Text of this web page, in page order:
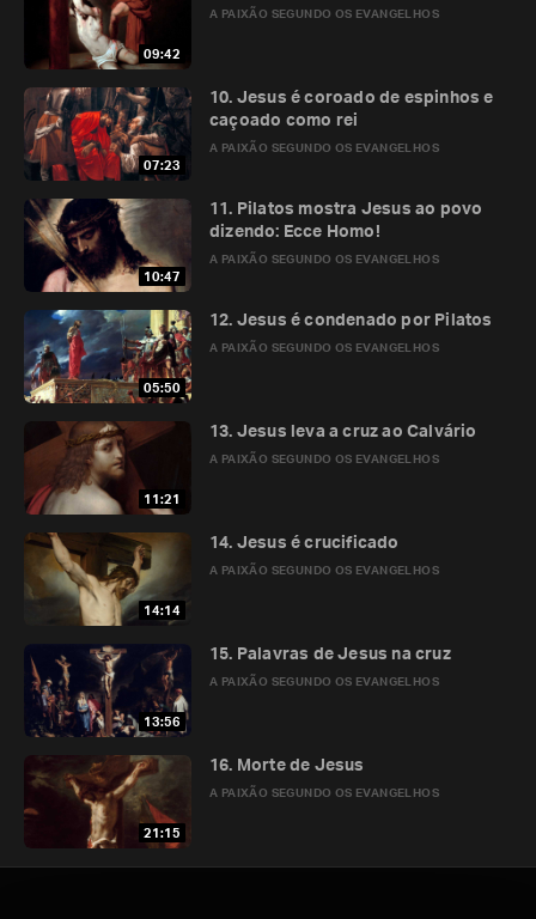
09:42
A PAIXÃO SEGUNDO OS EVANGELHOS
07:23
A PAIXÃO SEGUNDO OS EVANGELHOS
10. Jesus é coroado de espinhos e
caçoado como rei
10:47
A PAIXÃO SEGUNDO OS EVANGELHOS
11. Pilatos mostra Jesus ao povo
dizendo: Ecce Homo!
05:50
A PAIXÃO SEGUNDO OS EVANGELHOS
12. Jesus é condenado por Pilatos
11:21
A PAIXÃO SEGUNDO OS EVANGELHOS
13. Jesus leva a cruz ao Calvário
14:14
A PAIXÃO SEGUNDO OS EVANGELHOS
14. Jesus é crucificado
13:56
A PAIXÃO SEGUNDO OS EVANGELHOS
15. Palavras de Jesus na cruz
21:15
A PAIXÃO SEGUNDO OS EVANGELHOS
16. Morte de Jesus